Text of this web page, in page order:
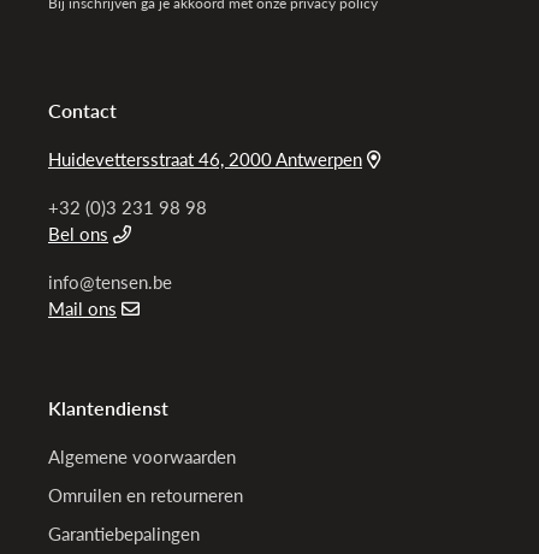
Contact
Huidevettersstraat 46, 2000 Antwerpen
+32 (0)3 231 98 98
Bel ons
info@tensen.be
Mail ons
Klantendienst
Algemene voorwaarden
Omruilen en retourneren
Garantiebepalingen